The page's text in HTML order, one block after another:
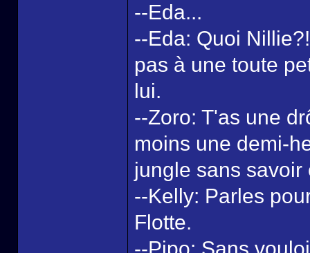
--Eda...
--Eda: Quoi
pas à une toute
lui.
--Zoro: T'as une
moins une demi-
jungle sans savoir
--Kelly: Parles
Flotte.